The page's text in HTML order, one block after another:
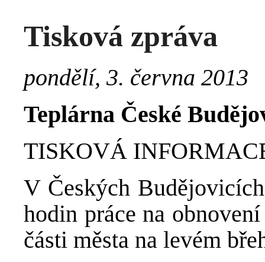
Tisková zpráva
pondělí, 3. června 2013
Teplárna České
TISKOVÁ
V Českých
hodin práce na
části města na levém